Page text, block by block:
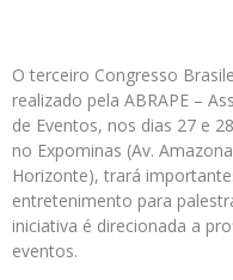
O terceiro Congresso
realizado pela ABRAPE –
de Eventos, nos dias 27 e
no Expominas (Av.
Horizonte), trará
entretenimento para
iniciativa é direcionada a
eventos.